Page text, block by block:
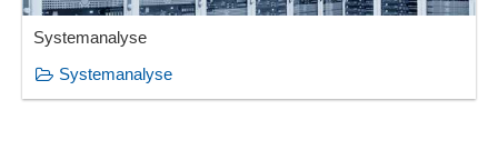
Systemanalyse
Systemanalyse